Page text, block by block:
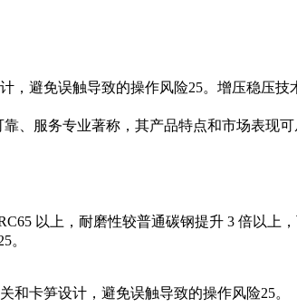
，避免误触导致的操作风险25。增压稳压
、服务专业著称，其产品特点和市场表现可
以上，耐磨性较普通碳钢提升 3 倍以上
。
和卡笋设计，避免误触导致的操作风险25。